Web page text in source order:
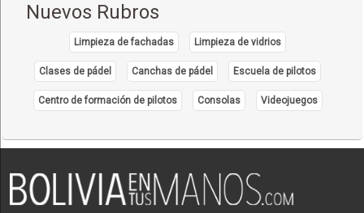
Equipos de riego
Riego por Goteo
Riego por Microaspersión
Iluminación
Arquitectura
Diseño Arquitectónico
Nuevos Rubros
Limpieza de fachadas Limpieza de vidrios
Clases de pádel Canchas de pádel Escuela de pilotos
Centro de formación de pilotos Consolas Videojuegos